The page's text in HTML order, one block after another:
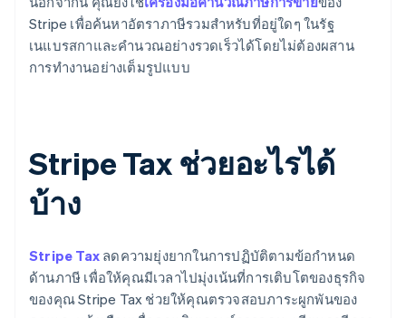
Stripe เพื่อค้นหาอัตราภาษีรวมสำหรับที่อยู่ใดๆ ในรัฐ
เนแบรสกาและคำนวณอย่างรวดเร็วได้โดยไม่ต้องผสาน
การทำงานอย่างเต็มรูปแบบ
Stripe Tax ช่วยอะไรได้
บ้าง
Stripe Tax ลดความยุ่งยากในการปฏิบัติตามข้อกำหนด
ด้านภาษี เพื่อให้คุณมีเวลาไปมุ่งเน้นที่การเติบโตของธุรกิจ
ของคุณ Stripe Tax ช่วยให้คุณตรวจสอบภาระผูกพันของ